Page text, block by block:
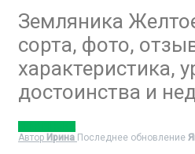
Земляника
сорта, фото,
характеристика,
достоинства и
Автор Ирина Последнее обновление